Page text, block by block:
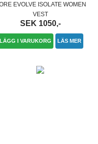
EVOLVE ISOLATE WOMEN
VEST
SEK 1050,-
LÄGG I VARUKORG LÄS MER